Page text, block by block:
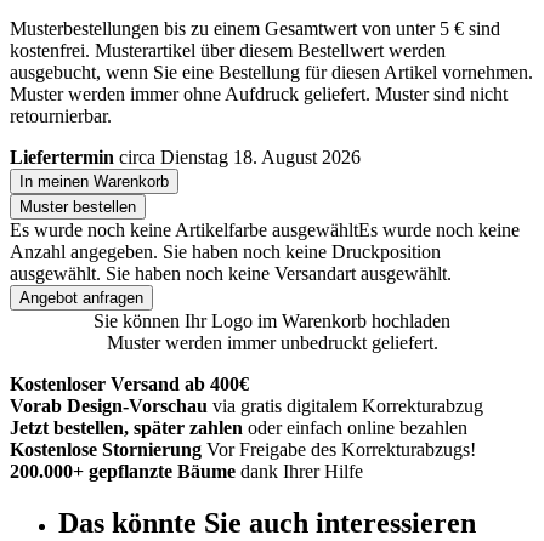
Musterbestellungen bis zu einem Gesamtwert von unter 5 € sind
kostenfrei. Musterartikel über diesem Bestellwert werden
ausgebucht, wenn Sie eine Bestellung für diesen Artikel vornehmen.
Muster werden immer ohne Aufdruck geliefert. Muster sind nicht
retournierbar.
Liefertermin circa Dienstag 18. August 2026
In meinen Warenkorb
Muster bestellen
Es wurde noch keine Artikelfarbe ausgewähltEs wurde noch keine
Anzahl angegeben. Sie haben noch keine Druckposition
ausgewählt. Sie haben noch keine Versandart ausgewählt.
Angebot anfragen
Sie können Ihr Logo im Warenkorb hochladen
Muster werden immer unbedruckt geliefert.
Kostenloser Versand ab 400€
Vorab Design-Vorschau via gratis digitalem Korrekturabzug
Jetzt bestellen, später zahlen oder einfach online bezahlen
Kostenlose Stornierung Vor Freigabe des Korrekturabzugs!
200.000+ gepflanzte Bäume dank Ihrer Hilfe
Das könnte Sie auch interessieren